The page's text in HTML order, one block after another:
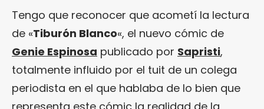
Tengo que reconocer que acometí la lectura
de «Tiburón Blanco«, el nuevo cómic de
Genie Espinosa publicado por Sapristi,
totalmente influido por el tuit de un colega
periodista en el que hablaba de lo bien que